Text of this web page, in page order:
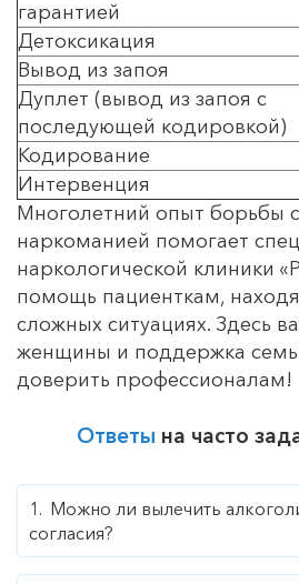
гарантией
Детоксикация
Вывод из запоя
Дуплет (вывод из запоя с
последующей кодировкой)
Кодирование
Интервенция
Многолетний опыт борьбы
наркоманией помогает
наркологической клиники
помощь пациенткам,
сложных ситуациях. Здесь
женщины и поддержка
доверить профессионалам!
Ответы на часто
Можно ли вылечить
согласия?